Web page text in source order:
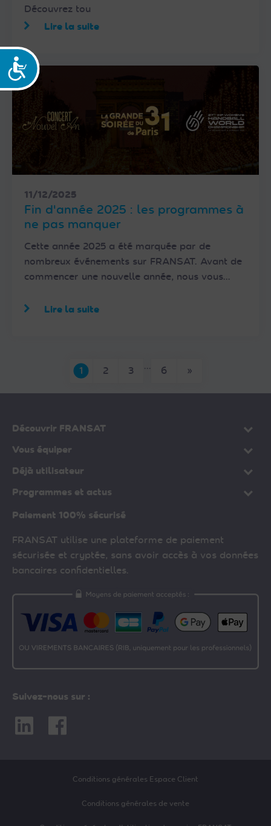
Accessibilité
Découvrez tou
Lire la suite
11/12/2025
Fin d'année 2025 : les programmes à
ne pas manquer
Cette année 2025 a été marquée par de
nombreux événements sur FRANSAT. Avant de
commencer une nouvelle année, nous vous…
Lire la suite
1 2 3 … 6 »Page suivante
Découvrir FRANSAT
Vous équiper
Déjà utilisateur
Programmes et actus
Paiement 100% sécurisé
FRANSAT utilise une plateforme de paiement
sécurisée et cryptée, sans avoir accès à vos données
bancaires confidentielles.
Suivez-nous sur :
LinkedinFacebook
Conditions générales Espace Client
Conditions générales de vente